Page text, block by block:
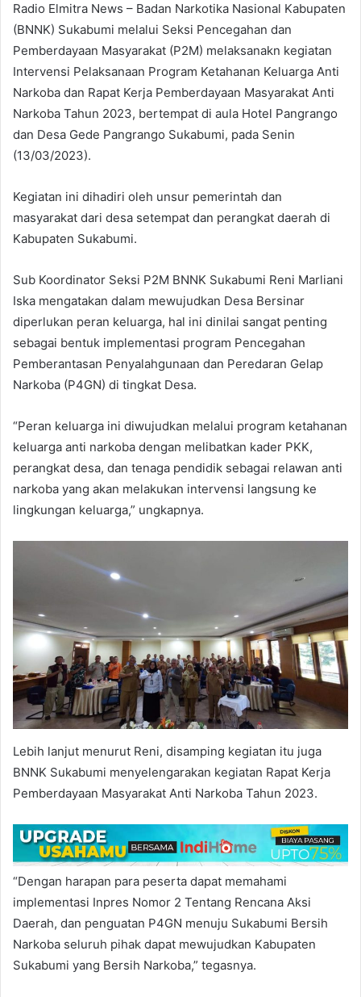
Radio Elmitra News – Badan Narkotika Nasional Kabupaten
(BNNK) Sukabumi melalui Seksi Pencegahan dan
Pemberdayaan Masyarakat (P2M) melaksanakn kegiatan
Intervensi Pelaksanaan Program Ketahanan Keluarga Anti
Narkoba dan Rapat Kerja Pemberdayaan Masyarakat Anti
Narkoba Tahun 2023, bertempat di aula Hotel Pangrango
dan Desa Gede Pangrango Sukabumi, pada Senin
(13/03/2023).
Kegiatan ini dihadiri oleh unsur pemerintah dan
masyarakat dari desa setempat dan perangkat daerah di
Kabupaten Sukabumi.
Sub Koordinator Seksi P2M BNNK Sukabumi Reni Marliani
Iska mengatakan dalam mewujudkan Desa Bersinar
diperlukan peran keluarga, hal ini dinilai sangat penting
sebagai bentuk implementasi program Pencegahan
Pemberantasan Penyalahgunaan dan Peredaran Gelap
Narkoba (P4GN) di tingkat Desa.
“Peran keluarga ini diwujudkan melalui program ketahanan
keluarga anti narkoba dengan melibatkan kader PKK,
perangkat desa, dan tenaga pendidik sebagai relawan anti
narkoba yang akan melakukan intervensi langsung ke
lingkungan keluarga,” ungkapnya.
Lebih lanjut menurut Reni, disamping kegiatan itu juga
BNNK Sukabumi menyelengarakan kegiatan Rapat Kerja
Pemberdayaan Masyarakat Anti Narkoba Tahun 2023.
“Dengan harapan para peserta dapat memahami
implementasi Inpres Nomor 2 Tentang Rencana Aksi
Daerah, dan penguatan P4GN menuju Sukabumi Bersih
Narkoba seluruh pihak dapat mewujudkan Kabupaten
Sukabumi yang Bersih Narkoba,” tegasnya.